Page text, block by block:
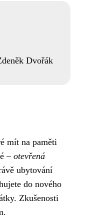
Dvořák
mít na paměti
– otevřená
ubytování
do nového
Zkušenosti